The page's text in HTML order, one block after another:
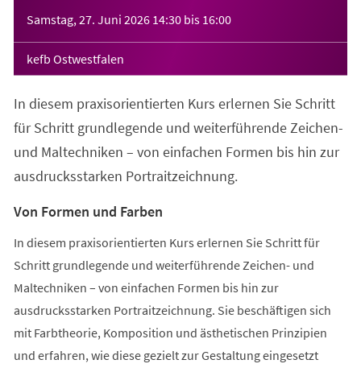
Samstag, 27. Juni 2026 14:30 bis 16:00
kefb Ostwestfalen
In diesem praxisorientierten Kurs erlernen Sie Schritt
für Schritt grundlegende und weiterführende Zeichen-
und Maltechniken – von einfachen Formen bis hin zur
ausdrucksstarken Portraitzeichnung.
Von Formen und Farben
In diesem praxisorientierten Kurs erlernen Sie Schritt für
Schritt grundlegende und weiterführende Zeichen- und
Maltechniken – von einfachen Formen bis hin zur
ausdrucksstarken Portraitzeichnung. Sie beschäftigen sich
mit Farbtheorie, Komposition und ästhetischen Prinzipien
und erfahren, wie diese gezielt zur Gestaltung eingesetzt